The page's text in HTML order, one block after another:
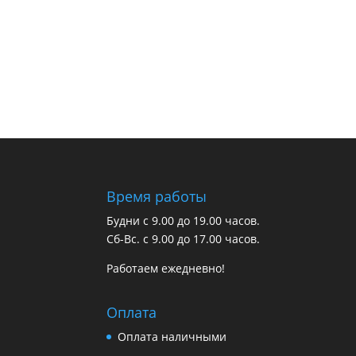
Время работы
Будни с 9.00 до 19.00 часов.
Сб-Вс. с 9.00 до 17.00 часов.
Работаем ежедневно!
Оплата
Оплата наличными